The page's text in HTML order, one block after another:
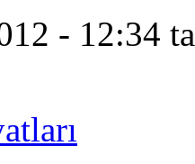
- 12:34